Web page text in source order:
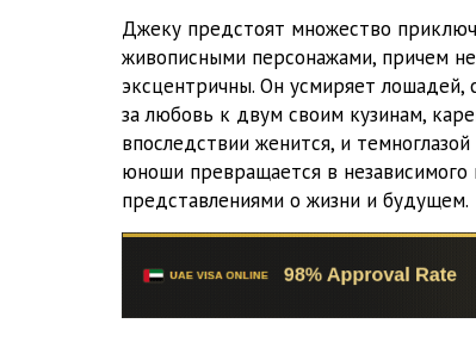
03-3
03-4
Джеку предстоят множество
живописными персонажами, причем
эксцентричны. Он усмиряет лошадей,
за любовь к двум своим кузинам,
впоследствии женится, и
юноши превращается в
представлениями о жизни и будущем.